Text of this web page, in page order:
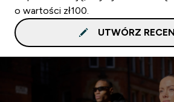
o wartości zł100.
UTWÓRZ